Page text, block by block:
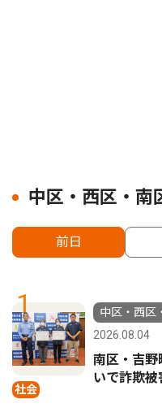
中区・西区・南
前日
1
社会
中区・西区
2026.08.04
南区・吉野
いで詐欺